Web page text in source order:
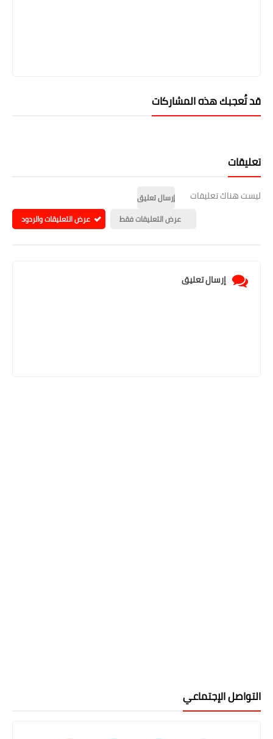
قد تُعجبك هذه المشاركات
تعليقات
ليست هناك تعليقات
إرسال تعليق
عرض التعليقات فقط
عرض التعليقات والردود
إرسال تعليق
التواصل الإجتماعي